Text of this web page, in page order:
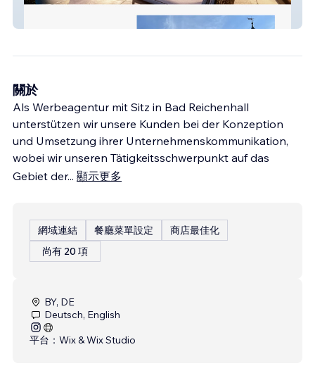
關於
Als Werbeagentur mit Sitz in Bad Reichenhall
unterstützen wir unsere Kunden bei der Konzeption
und Umsetzung ihrer Unternehmenskommunikation,
wobei wir unseren Tätigkeitsschwerpunkt auf das
Gebiet der... 顯示更多
網域連結 餐廳菜單設定
商店最佳化
尚有 20 項
BY, DE
Deutsch, English
平台： Wix & Wix Studio